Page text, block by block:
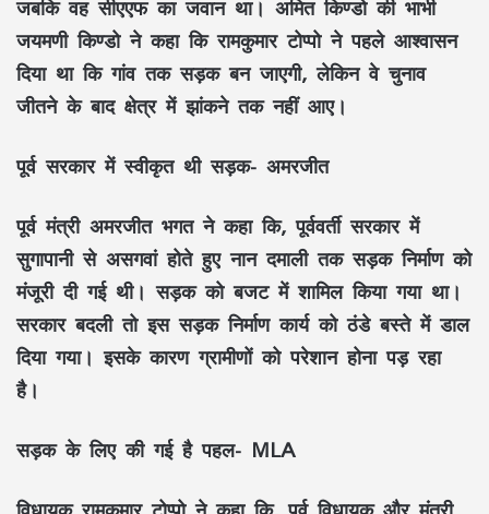
जयमणी किण्डो ने कहा कि रामकुमार टोप्पो ने पहले आश्वासन
दिया था कि गांव तक सड़क बन जाएगी, लेकिन वे चुनाव
जीतने के बाद क्षेत्र में झांकने तक नहीं आए।
पूर्व सरकार में स्वीकृत थी सड़क- अमरजीत
पूर्व मंत्री अमरजीत भगत ने कहा कि, पूर्ववर्ती सरकार में
सुगापानी से असगवां होते हुए नान दमाली तक सड़क निर्माण को
मंजूरी दी गई थी। सड़क को बजट में शामिल किया गया था।
सरकार बदली तो इस सड़क निर्माण कार्य को ठंडे बस्ते में डाल
दिया गया। इसके कारण ग्रामीणों को परेशान होना पड़ रहा
है।
सड़क के लिए की गई है पहल- MLA